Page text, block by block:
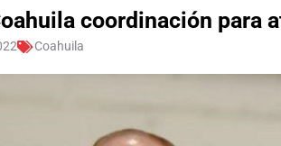
coordinación para
Coahuila